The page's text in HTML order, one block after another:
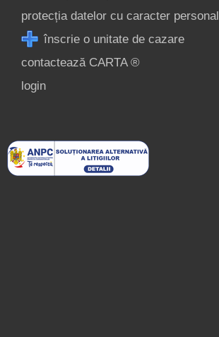
protecția datelor cu caracter personal
înscrie o unitate de cazare
contactează CARTA ®
login